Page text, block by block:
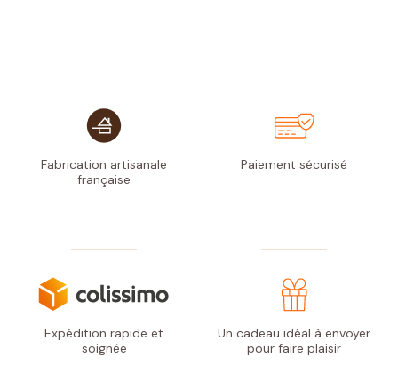
Fabrication artisanale
française
Paiement sécurisé
Expédition rapide et
soignée
Un cadeau idéal à envoyer
pour faire plaisir